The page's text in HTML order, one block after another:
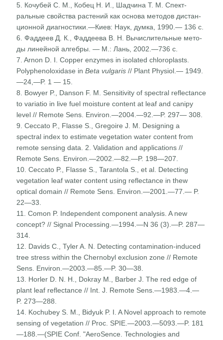
5. Кочубей С. М., Кобец Н. И., Шадчина Т. М. Спект­
ральные свойства растений как основа методов дистан­
ционной диагностики.—Киев: Наук, думка, 1990.— 136 с.
6. Фаддеев Д. К., Фаддеева В. Н. Вычислительные мето­
ды линейной алгебры. — М.: Лань, 2002.—736 с.
7. Arnon D. I. Copper enzymes in isolated chloroplasts.
Polyphenoloxidase inBeta vulgaris // Plant Physiol.— 1949.
—24,—P. 1 — 15.
8. Bowyer P., Danson F. M. Sensitivity of spectral reflectance
to variatio in live fuel moisture content at leaf and canipy
level // Remote Sens. Environ.—2004.—92.—P. 297— 308.
9. Ceccato P., Flasse S., Gregoire J. M. Designing a
spectral index to estimate vegetation water content from
remote sensing data. 2. Validation and applications //
Remote Sens. Environ.—2002.—82.—P. 198—207.
10. Ceccato P., Flasse S., Tarantola S., et al. Detecting
vegetation leaf water content using reflectance in thew
optical domain // Remote Sens. Environ.—2001.—77.— P.
22—33.
11. Comon P. Independent component analysis. A new
concept? // Signal Processing.—1994.—N 36 (3).—P. 287—
314.
12. Davids C., Tyler A. N. Detecting contamination-induced
tree stress within the Chernobyl exclusion zone // Remote
Sens. Environ.—2003.—85.—P. 30—38.
13. Horler D. N. H., Dokray M., Barber J. The red edge of
plant leaf reflectance // Int. J. Remote Sens.—1983.—4.—
P. 273—288.
14. Kochubey S. M., Bidyuk P. I. A Novel approach to remote
sensing of vegetation // Proc. SPIE.—2003.—5093.—P. 181
—188.—(SPIE Conf. "AeroSence. Technologies and